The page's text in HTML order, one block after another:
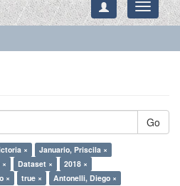
Toggle
Go
×
Januario, Priscila ×
Dataset ×
2018 ×
× true ×
Antonelli, Diego ×